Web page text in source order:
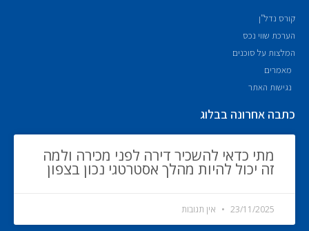
קורס נדל"ן
הערכת שווי נכס
המלצות על סוכנים
מאמרים
נגישות האתר
כתבה אחרונה בבלוג
מתי כדאי להשכיר דירה לפני מכירה ולמה
זה יכול להיות מהלך אסטרטגי נכון בצפון
23/11/2025 אין תגובות